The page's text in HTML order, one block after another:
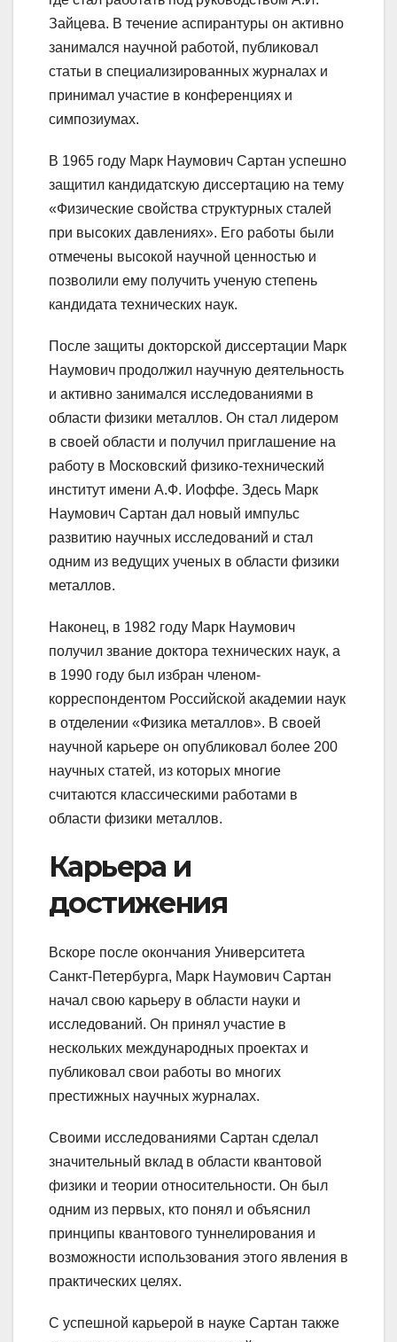
Зайцева. В течение аспирантуры он активно
занимался научной работой, публиковал
статьи в специализированных журналах и
принимал участие в конференциях и
симпозиумах.
В 1965 году Марк Наумович Сартан успешно
защитил кандидатскую диссертацию на тему
«Физические свойства структурных сталей
при высоких давлениях». Его работы были
отмечены высокой научной ценностью и
позволили ему получить ученую степень
кандидата технических наук.
После защиты докторской диссертации Марк
Наумович продолжил научную деятельность
и активно занимался исследованиями в
области физики металлов. Он стал лидером
в своей области и получил приглашение на
работу в Московский физико-технический
институт имени А.Ф. Иоффе. Здесь Марк
Наумович Сартан дал новый импульс
развитию научных исследований и стал
одним из ведущих ученых в области физики
металлов.
Наконец, в 1982 году Марк Наумович
получил звание доктора технических наук, а
в 1990 году был избран членом-
корреспондентом Российской академии наук
в отделении «Физика металлов». В своей
научной карьере он опубликовал более 200
научных статей, из которых многие
считаются классическими работами в
области физики металлов.
Карьера и
достижения
Вскоре после окончания Университета
Санкт-Петербурга, Марк Наумович Сартан
начал свою карьеру в области науки и
исследований. Он принял участие в
нескольких международных проектах и
публиковал свои работы во многих
престижных научных журналах.
Своими исследованиями Сартан сделал
значительный вклад в области квантовой
физики и теории относительности. Он был
одним из первых, кто понял и объяснил
принципы квантового туннелирования и
возможности использования этого явления в
практических целях.
С успешной карьерой в науке Сартан также